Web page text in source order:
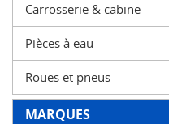
Carrosserie & cabine
Pièces à eau
Roues et pneus
MARQUES